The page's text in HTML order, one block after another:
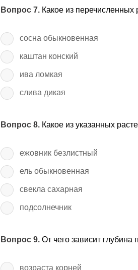
Вопрос 7.Какое из перечисленных
сосна обыкновенная
каштан конский
ива ломкая
слива дикая
Вопрос 8.Какое из указанных
ежовник безлистный
ель обыкновенная
свекла сахарная
подсолнечник
Вопрос 9.От чего зависит глубина
возраста корней